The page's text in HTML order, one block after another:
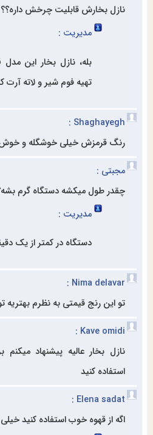
نازل بخارش قابلیت چرخش داره؟؟
مدیریت :
بله، نازل بخار این مدل
تهیه فوم شیر و لاته
Shaghayegh :
رنگ قرمزش خیلی خوشگله و خوش
مجبتی :
چقدر طول میکشه دستگاه گرم
مدیریت :
دستگاه در کمتر از یک
Nima delavar :
تو این رنج قیمتی به نظرم بهتریه تو
Kave omidi :
نازل بخار عالیه پیشنهاد
استفاده کنید
Elena sadat :
اگه از قهوه خوب استفاده کنید